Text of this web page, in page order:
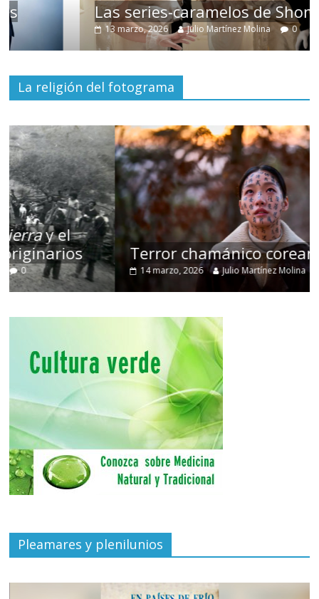
Las series-caramelos de Shondaland
13 marzo, 2026 Julio Martínez Molina 0
La religión del fotograma
Terror chamánico coreano
14 marzo, 2026 Julio Martínez Molina 0
Pleamares y plenilunios